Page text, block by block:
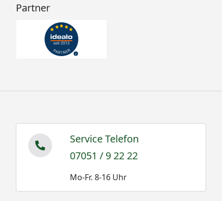
Partner
Service Telefon
07051 / 9 22 22
Mo-Fr. 8-16 Uhr